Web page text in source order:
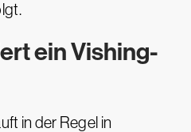
ein Vishing-
in der Regel in